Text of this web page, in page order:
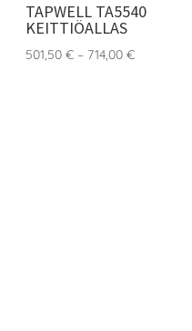
TAPWELL TA5540
KEITTIÖALLAS
501,50€ – 714,00€